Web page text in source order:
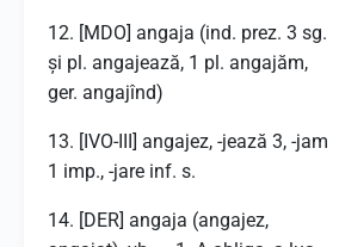
12. [MDO] angaja (ind. prez. 3 sg.
și pl. angajează, 1 pl. angajăm,
ger. angajînd)
13. [IVO-III] angajez, -jează 3, -jam
1 imp., -jare inf. s.
14. [DER] angaja (angajez,